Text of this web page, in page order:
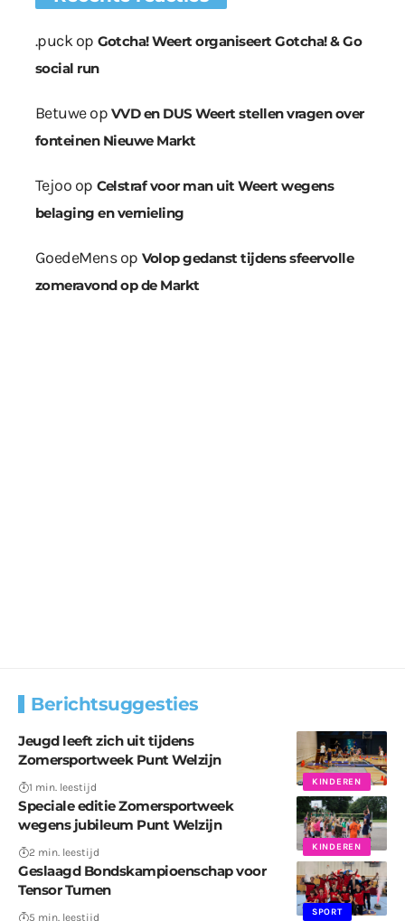
.puckop Gotcha! Weert organiseert Gotcha! & Go
social run
Betuweop VVD en DUS Weert stellen vragen over
fonteinen Nieuwe Markt
Tejoo op Celstraf voor man uit Weert wegens
belaging en vernieling
GoedeMensop Volop gedanst tijdens sfeervolle
zomeravond op de Markt
Berichtsuggesties
KINDEREN
Jeugd leeft zich uit tijdens
Zomersportweek Punt Welzijn
1 min. leestijd
KINDEREN
Speciale editie Zomersportweek
wegens jubileum Punt Welzijn
2 min. leestijd
SPORT
Geslaagd Bondskampioenschap voor
Tensor Turnen
5 min. leestijd